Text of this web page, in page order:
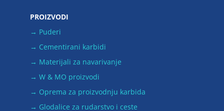
PROIZVODI
→ Puderi
→ Cementirani karbidi
→ Materijali za navarivanje
→ W & MO proizvodi
→ Oprema za proizvodnju karbida
→ Glodalice za rudarstvo i ceste